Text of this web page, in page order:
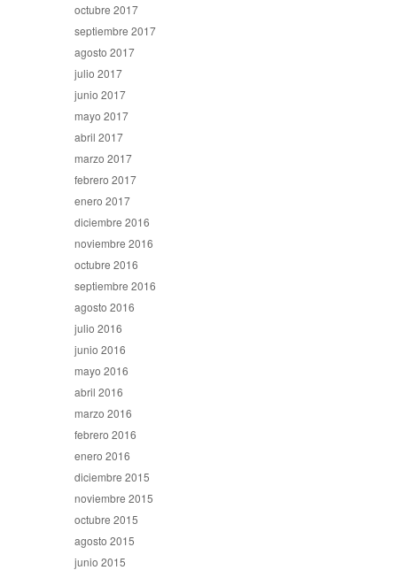
octubre 2017
septiembre 2017
agosto 2017
julio 2017
junio 2017
mayo 2017
abril 2017
marzo 2017
febrero 2017
enero 2017
diciembre 2016
noviembre 2016
octubre 2016
septiembre 2016
agosto 2016
julio 2016
junio 2016
mayo 2016
abril 2016
marzo 2016
febrero 2016
enero 2016
diciembre 2015
noviembre 2015
octubre 2015
agosto 2015
junio 2015